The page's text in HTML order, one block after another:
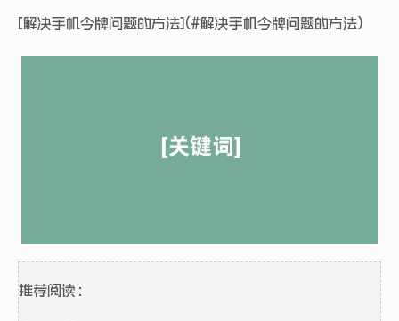
[解决手机令牌问题的方法](#解决手机令牌问题的方法)
推荐阅读：